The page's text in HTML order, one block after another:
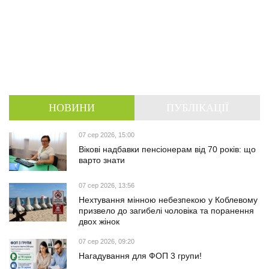
НОВИНИ
07 сер 2026, 15:00
Вікові надбавки пенсіонерам від 70 років: що
варто знати
07 сер 2026, 13:56
Нехтування мінною небезпекою у Коблевому
призвело до загибелі чоловіка та поранення
двох жінок
07 сер 2026, 09:20
Нагадування для ФОП 3 групи!